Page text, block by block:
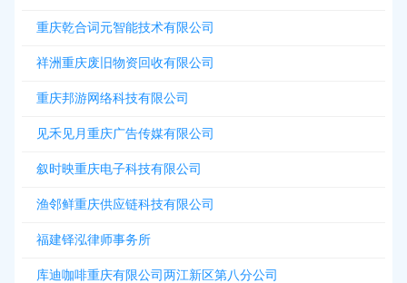
重庆乾合词元智能技术有限公司
祥洲重庆废旧物资回收有限公司
重庆邦游网络科技有限公司
见禾见月重庆广告传媒有限公司
叙时映重庆电子科技有限公司
渔邻鲜重庆供应链科技有限公司
福建铎泓律师事务所
库迪咖啡重庆有限公司两江新区第八分公司